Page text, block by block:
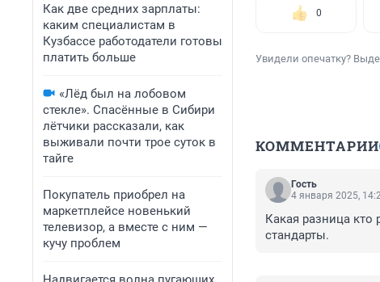
Как две средних зарплаты:
каким специалистам в
Кузбассе работодатели готовы
платить больше
«Лёд был на лобовом
стекле». Спасённые в Сибири
лётчики рассказали, как
выживали почти трое суток в
тайге
Покупатель приобрел на
маркетплейсе новенький
телевизор, а вместе с ним —
кучу проблем
0
Увидели опечатку?
КОММЕНТАРИИ
Гость
4 января 2025,
Какая разница
стандарты.